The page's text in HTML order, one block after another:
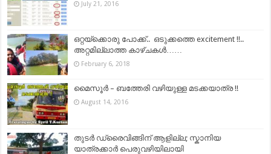
July 21, 2016
ഒറ്റയ്ക്കൊരു പോക്ക്.. ഒടുക്കത്തെ excitement !!..
അറ്റമില്ലാത്ത കാഴ്ചകൾ……
February 6, 2018
മൈസൂർ – ബത്തേരി വഴിയുള്ള മടക്കയാത്ര !!
August 14, 2016
തുടർ ഡ്രൈവിങ്ങിന് ആളില്ല; സ്കാനിയ
യാത്രക്കാര്‍ പെരുവഴിയിലായി